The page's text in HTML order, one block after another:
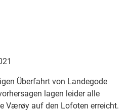
Überfahrt von Landegode
lagen leider alle
Værøy auf den Lofoten erreicht.